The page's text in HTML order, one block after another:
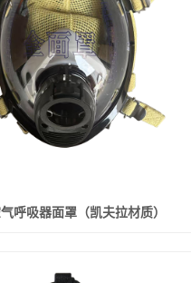
呼吸器面罩（凯夫拉材质）